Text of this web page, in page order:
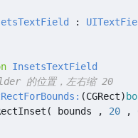
:
InsetsTextField
(CGRect)
( bounds , 20 ,